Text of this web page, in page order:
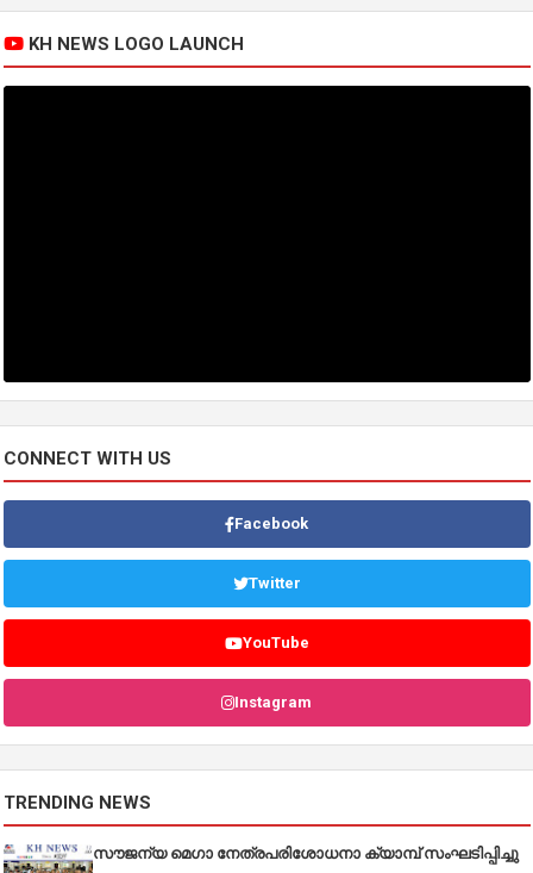
KH NEWS LOGO LAUNCH
CONNECT WITH US
Facebook
Twitter
YouTube
Instagram
TRENDING NEWS
സൗജന്യ മെഗാ നേത്രപരിശോധനാ ക്യാമ്പ് സംഘടിപ്പിച്ചു